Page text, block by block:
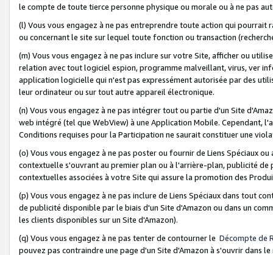
le compte de toute tierce personne physique ou morale ou à ne pas
(l) Vous vous engagez à ne pas entreprendre toute action qui
ou concernant le site sur lequel toute fonction ou transaction
(m) Vous vous engagez à ne pas inclure sur votre Site, afficher ou
relation avec tout logiciel espion, programme malveillant, virus, ver
application logicielle qui n'est pas expressément autorisée par des
leur ordinateur ou sur tout autre appareil électronique.
(n) Vous vous engagez à ne pas intégrer tout ou partie d'un Site
web intégré (tel que WebView) à une Application Mobile. Cependant,
Conditions requises pour la Participation ne saurait constituer une
(o) Vous vous engagez à ne pas poster ou fournir de Liens Spéciaux
contextuelle s'ouvrant au premier plan ou à l'arrière-plan, publicité
contextuelles associées à votre Site qui assure la promotion des
(p) Vous vous engagez à ne pas inclure de Liens Spéciaux dans tout
de publicité disponible par le biais d'un Site d'Amazon ou dans un
les clients disponibles sur un Site d'Amazon).
(q) Vous vous engagez à ne pas tenter de contourner le Décompte de
pouvez pas contraindre une page d'un Site d'Amazon à s'ouvrir dans